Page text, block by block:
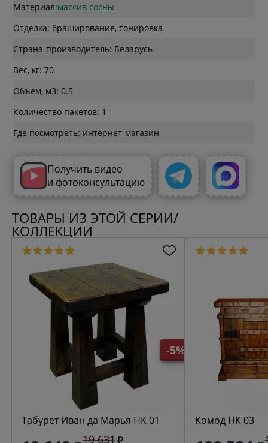
Материал:массив сосны
Отделка: браширование, тонировка
Страна-производитель: Беларусь
Вес, кг: 70
Объем, м3: 0.5
Количество пакетов: 1
Где посмотреть: интернет-магазин
Получить видео
и фотоконсультацию
ТОВАРЫ ИЗ ЭТОЙ СЕРИИ/
КОЛЛЕКЦИИ
-5%
Табурет Иван да Марья НК 01
19 631
Комод НК 03